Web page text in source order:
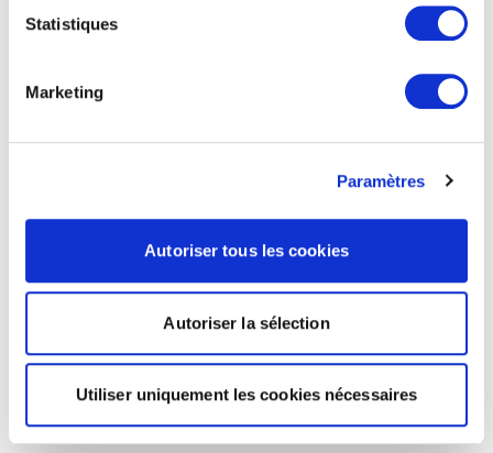
Statistiques
Marketing
Paramètres
Autoriser tous les cookies
Autoriser la sélection
Utiliser uniquement les cookies nécessaires